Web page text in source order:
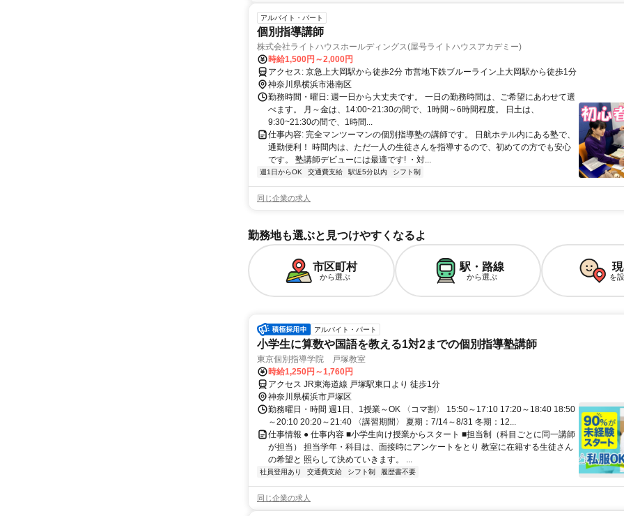
アルバイト・パート
個別指導講師
株式会社ライトハウスホールディングス(屋号ライトハウスアカデミー)
時給1,500円～2,000円
アクセス: 京急上大岡駅から徒歩2分 市営地下鉄ブルーライン上大岡駅から徒歩1分
神奈川県横浜市港南区
勤務時間・曜日: 週一日から大丈夫です。 一日の勤務時間は、ご希望にあわせて選
べます。 月～金は、14:00~21:30の間で、1時間～6時間程度。 日土は、
9:30~21:30の間で、1時間...
仕事内容: 完全マンツーマンの個別指導塾の講師です。 日航ホテル内にある塾で、
通勤便利！ 時間内は、ただ一人の生徒さんを指導するので、初めての方でも安心
です。 塾講師デビューには最適です! ・対...
週1日からOK 交通費支給 駅近5分以内 シフト制
同じ企業の求人
勤務地も選ぶと見つけやすくなるよ
市区町村
から選ぶ
駅・路線
から選ぶ を
アルバイト・パート
小学生に算数や国語を教える1対2までの個別指導塾講師
東京個別指導学院 戸塚教室
時給1,250円～1,760円
アクセス JR東海道線 戸塚駅東口より 徒歩1分
神奈川県横浜市戸塚区
勤務曜日・時間 週1日、1授業～OK 〈コマ割〉 15:50～17:10 17:20～18:40 18:50
～20:10 20:20～21:40 〈講習期間〉 夏期：7/14～8/31 冬期：12...
仕事情報 ● 仕事内容 ■小学生向け授業からスタート ■担当制（科目ごとに同一講師
が担当） 担当学年・科目は、面接時にアンケートをとり 教室に在籍する生徒さん
の希望と 照らして決めていきます。 ...
社員登用あり 交通費支給 シフト制 履歴書不要
同じ企業の求人